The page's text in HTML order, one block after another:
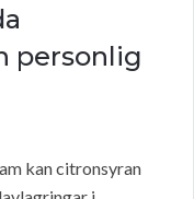
personlig
kan citronsyran